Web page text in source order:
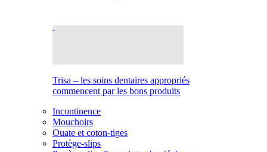
Trisa – les soins dentaires appropriés
commencent par les bons produits
Incontinence
Mouchoirs
Ouate et coton-tiges
Protège-slips